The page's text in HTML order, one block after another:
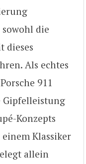
die
dieses
Als echtes
911
Gipfelleistung
Konzepts
Klassiker
allein